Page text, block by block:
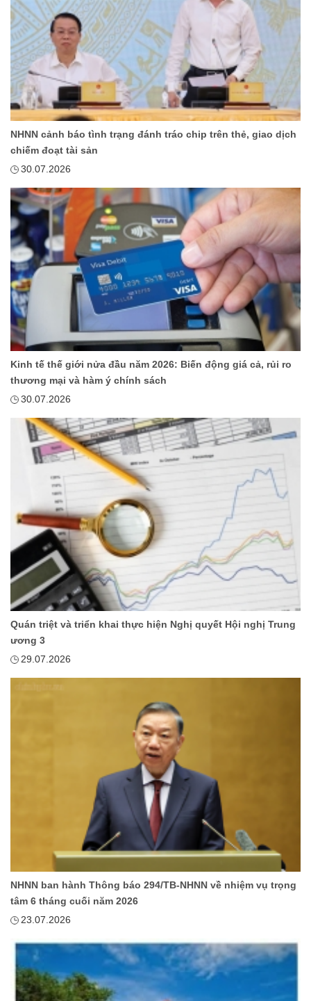
NHNN cảnh báo tình trạng đánh tráo chip trên thẻ, giao dịch
chiếm đoạt tài sản
30.07.2026
Kinh tế thế giới nửa đầu năm 2026: Biến động giá cả, rủi ro
thương mại và hàm ý chính sách
30.07.2026
Quán triệt và triển khai thực hiện Nghị quyết Hội nghị Trung
ương 3
29.07.2026
NHNN ban hành Thông báo 294/TB-NHNN về nhiệm vụ trọng
tâm 6 tháng cuối năm 2026
23.07.2026